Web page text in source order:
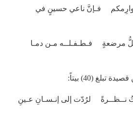
صوارِمكم فـإنَّ ناعي حسينٍ في
كلُّ مرضعةٍ فـطـفـلــه مـن دمـا
تبلغ (40) بيتاً:
نــظــرةً لرُدّت إلى إنـسـانِ عـينِ